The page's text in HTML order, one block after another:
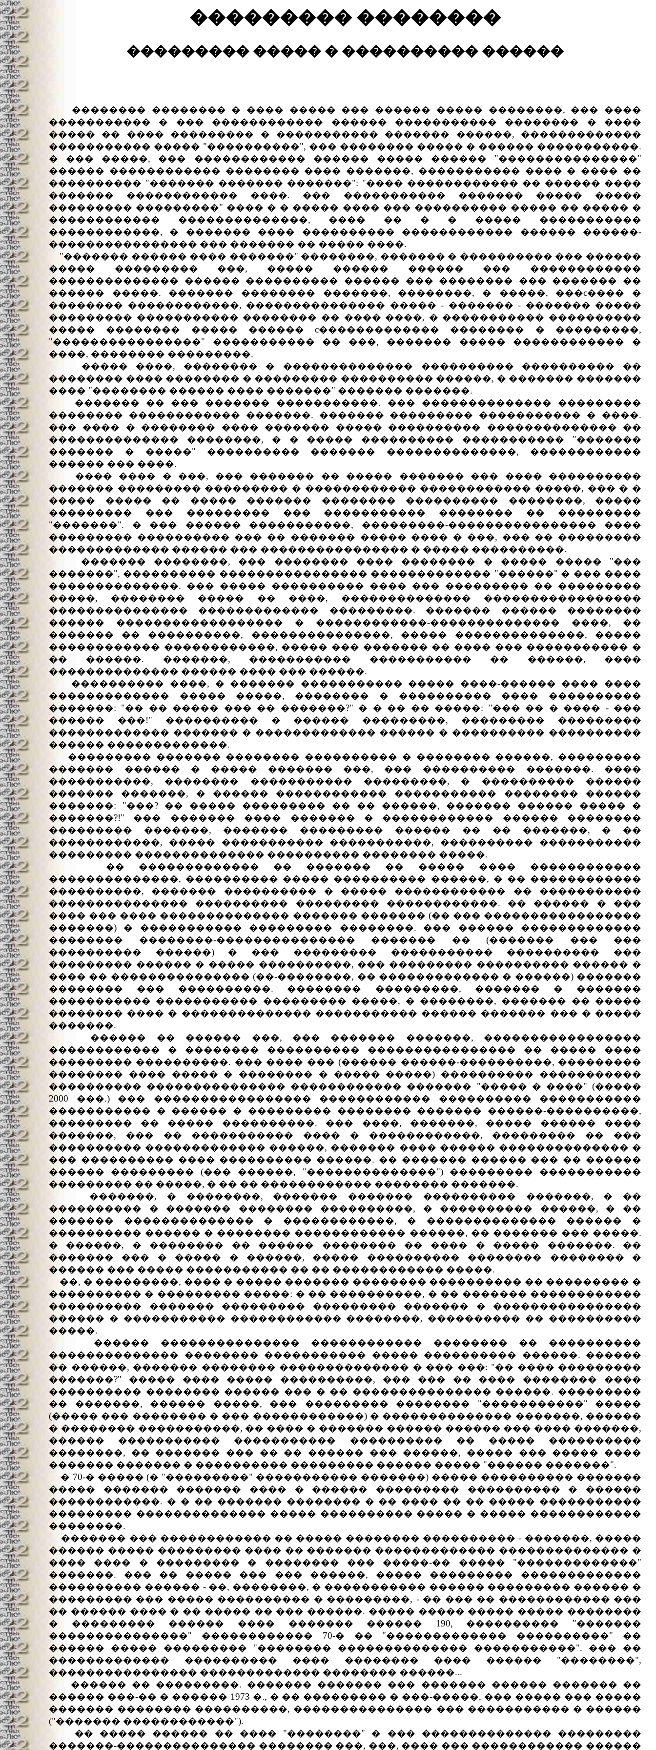
��������� ��������
��������� ����� � ���������� ������
�������� �������� � ���� ����� ��� ������ ����� ��������, ��� ����
����������� � ��� ������������ ������ ����������� �������� � ����
����� �� ���� ��������� � ����������� ������� ������, �������������
����������� ����� "����������", ��� �������� ����� � ������ �����������.
� ��� �����, ��� ������������ ������ ����� ������ "���������������"
������ ������������ �������� ���� �������, ����������� ���� � ���� ��
���������� "������� ������� �������": "���� ������������ �� ������ ����
������� ������������ ����. ��� ����������� ������� ����� �����
��������� ���������" ���� � � ����� ���� ��� ���������� ����� �� ����� �
������������ ��������������, ���� �� � � ����� �����������
������������, � ������� ���� ���������� ������������ ������ ������-
���������������� ��� ������� �� ����� ����.
"������� ������ ���� �������" ��������, ������� � ���������� ��� ������
����� ��������� ���, ����� ������ ������ ��� ������������
�������������� ������ ���������� ������ ��� �������� ��� ������� ��
������ �����. ������� �������� �������, ��������, � �����, ���c���� �
�������� ������������, ��������������� ����� - ������� - ������� �����
��������� ����������� �������� �� ���� ����, � ����������� ����������
����� �������� ����� ������ c������������� �������� � ���������,
"����������������" ����������� �� ���, ������� ����� ������������ �
����, �������� ���������.
����� ����, �������� � �������������� ���������� ���������� ��
�������� ���� �������� � ��������� ���������� ������, � ������� �������
���� "�������� ������ ���� �������" ������� �������.
������� �� ��� ������� �����������. ��� �������������� ���������
�������� ������������ �������. ������� ��������� ����������� � ����.
��� ���� � �������� ���� ������� ����� ���������� �������������� ��
�������������� ��������, � � ����� ���������� ����������� "�������
������� � �����" ���������� ������� ��������������, ������������
������ ��� ����.
���� ���� � ���, ��� ������� �� ����� ������� ��� ���� ����������
������� ��������� ��������� � ������������ ������������ �����, ��� � �
����� ����� �� ����� ������� �������� ���������� ��������, �����
��������� ��� ��������� ��� ����������� �������� �� ���������
"�������". � ��� ������ �����������, ���������-���������������� ����
��������� ���������� ��� �� ������� ����� ���� � ���, ��� �� ���������
������������� ������ ��� ���������������� � ����� ����������.
������� ��������, ��� �������� ���� �������� � ����� ����� "���
�������", ���������� ���������������� ������������� "������" � ��� ����
��������������. ��� ����� ���������� ���� ��� ��������� �� ���������
�����, �������� ����� �� ����, �������������� �����������������
��������������� ������������� ���������. ������� ������ ��������
������ ������������������ � ������������-�������������� ����, ��
������� �� ����������, ���������������, ����� ��������������, �����
������������ ������������, ����� ��� ������� �� ���� ��� ����������� �
�� ������. �������, ����������� ����������� �� ������, ����
�������������� ������ ���� ��� ������.
���������� ����, � ������� ����������� ����� ����-������ ���� ����
������������� ����� �����, �������� � ���������� ���� ����������
�������: "�� �� ����� ��� �� �������?" � � �� �� �����: "��� �� � ���� - ���
������ ���!" ���������� � ������ ���������, ��������� ���������
������������� ������� � ������������� ������ � ���������� ����������
������ �������������.
��������� ������� �������� ���������� � �������� ������, ���������
������� ������ � ����� ������� ���, ��� ���������� �������. ����
�����������, �������� ����������� ���������, � ���������� ������
������� �������, � ������ ������������ ����������� �������� ������
�������: "���? �� ����� ��������� �� �� ������, ������� ������ ����� �
�������?!" ��� ������� ���� ������� � ������������ ������ ��������
��������� �������, ������� ��������� ������ �� �� �������, � ��
������������, ����� ����������� �����������, ���������� �����������
��������� �������������� ���������� �������� �����.
�� ������������� �� ������� �� ����� ���� ������������
��������������, ���������� ����� ���������� ������, � �� ������������
����������, ������� ���������� � ����� ������������ �� �����������
��������������� ���������� ��������� ������������. �� ������ � ���
���� ��� ���� �������������� ������� ������� (�� ��� �����������������
�������) � ����������� ��������� ��������. ��� ������ �������������
�������� ��������-��������������� ������� �� (������� ��� ���
���������� ������) � ��� ��������� ����������� ���������� ���
��������� ������ � ����� ����������, ��� ��������� ���������� ������ �
���� �� ��������������� (��-��������, �� ������������� � ������) �������
�������� ��� ����������. �������� ���������, ������� � �������
����������� ����������� ��������� �����, � ��������, ������� �� �����
�������� ���� � �������������� ����������� ������ ������� ��� � �����
�������.
������ �� ������ ���, ��� ������� �������, �����������������
������������ � �������� ���������� ���������������� �� ����� ����
��������� ����������. ��� ���� ��� (������ ������-����������, ���������
�������� ���� ����� � �������� � ����� �����) ���������� �����������
���������� ��������������� ������������ ������� "����� � ����" (�����
2000 ���.) ��� ����������������� ������������ ���������� �����������
����������� � ������ � ��������� �������� ������� ������-����������,
��������� �� ����� ����������. ��� ����, �������, ����� ������ ����
�������, ��� �� ����������� ���� � ������������, ��������� �� ���
���������� ������������� ������, ������� ���� ������ �������������� �
��� ���������� ���� ���������� ������. �� ������� ������ ��� �� ������
������ ��������� (��� ������, "��������������") ��������� �����������
��������� �� �����, � �� �� ������������ �������� �������.
�������, � ��������, ������� ������� ���������� �������, � ��
���������� � ������� �������� ����������, � ���������� ������, � ��
������� �������������� � ������������, � �������������� ������ �
���������� ������ � �������� ������������ ������, �� ������� ��� �����.
� ������, � �������� �� ������ �������� �� ���� � ����� �������. ��
������� ��� � ����� � ������, ����� ���������� �������� �������� �
������ ��� ����� ����������� �� �� ������������ �����.
��, � ���������, ���� � ����� ������� �������� ���������� �� ��������� �
���������� � ��������� �����: � �� ����������, � �� ������� ������������
���������� ������� ��������� ��������� ������� � ����������������
������ � ����������� ������������ ��������, ���������� �� ����������
�����.
������ ��������������� ������������ �������� �� ����������
�������������� �������� ����������� ����� ���������� ������. ������
�� ������, ������� �������� �������������� � ��� ���: "�� ���� ���������
�������?" ����� ���� ����� ����������, ��� ��� �� ���� �������� ����
���������� �������� ������ ��� � �� ��������������� ������. ���������
�� �������, ������ �����, ��� ��������� �������� "�����������" �����
(����� ��� �������� � ��� ������������) � �������������� �������, ������
� �������� �����������, �� ���� � ������� ������ ������ ��� ���� �������,
������ ����������� ����������� ���������� �� ����� ����������
��������, �� ������� ��� �� �� ������ ��� ������, ����� ��� ����� ����
������� ������� � ���������� ��������� ������ ����� "������ �������".
� 70-� ����� (� "���������" ����������� �������) ����� ���������� �������
����� ������� ������� ���� � ������ ��������� ���������� � ������
������������. � � �� ������� �������� � �� ���� �� �� ����� �����������
��������� �������������� ����� ���������� ����� � ����� ������������
��������.
������� ��� ������������ �� ����� �������� ���������� - �������, �����
������ ����� ��������� ���� �� ������� ������������� �������������� �
���� ���� � ��������� � �������� ��� �����-�� ����� "�������������"
�������. ��� �� ����� ��� ��� ������, ����� ��������� �������������
���������� ������ - ��, ��������, � ����������� ������ ��������� ������ �
��������� ��� ����� ���������� � ���������, - �� ��� �� ������������ ���
�� ������ ���� � �� ����� �� ��� ������. ����� ����� ����� ����� ��������
� ��������� ������ ���� ������� ������ 190, ���������� "�������
���������������" ������������ 70-� �� "������������� ����������" ��
������ ����� ��������� "�������� �������������� �����������". ��� ��
������������� ���������� ���� �������� ���� ������ "��������",
���������������� ������������� �������� ������...
������ �� ���������. ������� ������� ��� ������� ������ ������� ��
������ ���-�� � ������ 1973 �., � �� ��������� � ���-�����, ��� ����� ��� �����
������� �������� ����������, ��������������� ��� ����������� � ������
("������� ������������").
�� ����� ������ �� ���� "��������" � ��� �������������� ���������
�������-��������������� �������� ���, ���, ���� ��� ������������ ������